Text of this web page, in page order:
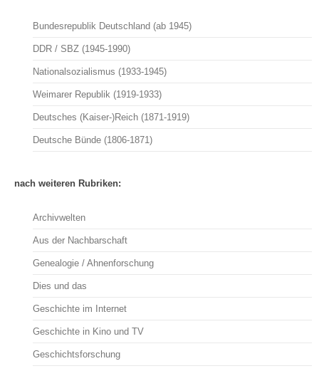
Bundesrepublik Deutschland (ab 1945)
DDR / SBZ (1945-1990)
Nationalsozialismus (1933-1945)
Weimarer Republik (1919-1933)
Deutsches (Kaiser-)Reich (1871-1919)
Deutsche Bünde (1806-1871)
nach weiteren Rubriken:
Archivwelten
Aus der Nachbarschaft
Genealogie / Ahnenforschung
Dies und das
Geschichte im Internet
Geschichte in Kino und TV
Geschichtsforschung